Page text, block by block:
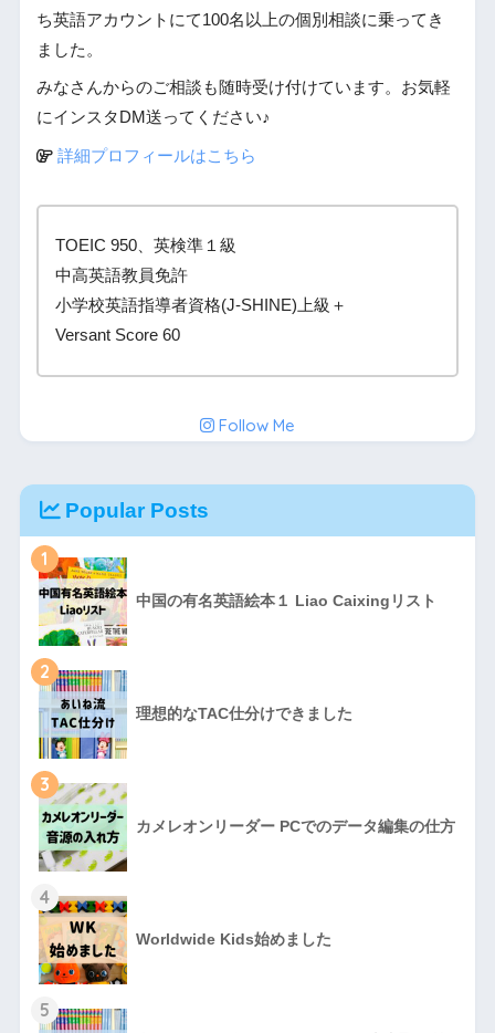
ち英語アカウントにて100名以上の個別相談に乗ってき
ました。
みなさんからのご相談も随時受け付けています。お気軽
にインスタDM送ってください♪
詳細プロフィールはこちら
TOEIC 950、英検準１級
中高英語教員免許
小学校英語指導者資格(J-SHINE)上級＋
Versant Score 60
Follow Me
Popular Posts
1
中国の有名英語絵本１ Liao Caixingリスト
2
理想的なTAC仕分けできました
3
カメレオンリーダー PCでのデータ編集の仕方
4
Worldwide Kids始めました
5